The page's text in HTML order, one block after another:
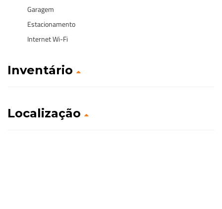
Garagem
Estacionamento
Internet Wi-Fi
Inventário
Localização